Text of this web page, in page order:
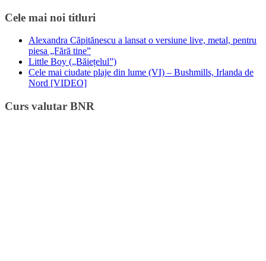
Cele mai noi titluri
Alexandra Căpitănescu a lansat o versiune live, metal, pentru
piesa „Fără tine”
Little Boy („Băiețelul”)
Cele mai ciudate plaje din lume (VI) – Bushmills, Irlanda de
Nord [VIDEO]
Curs valutar BNR